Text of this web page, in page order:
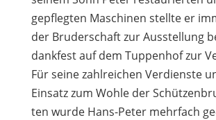
gepfleg­ten Maschi­nen stellte er
der Bru­der­schaft zur Aus­stel­lung
dank­fest auf dem Tup­pen­hof zur
Für seine zahl­rei­chen Ver­dienste
Ein­satz zum Wohle der
ten wurde Hans-Peter mehr­fach